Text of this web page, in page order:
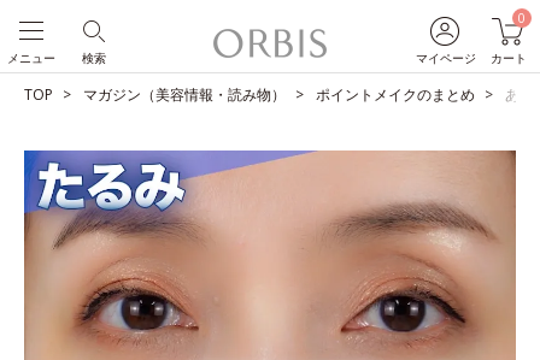
マイページ
0
カート
検索
メニュー
TOP マガジン（美容情報・読み物） ポイントメイクのまとめ あな